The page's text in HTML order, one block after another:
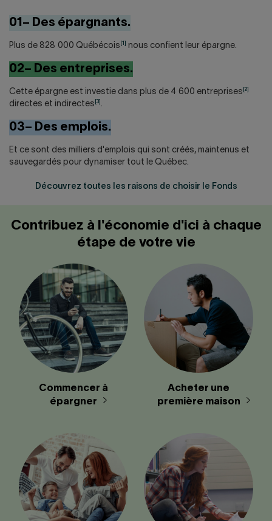
01– Des épargnants.
Plus de 828 000 Québécois nous confient leur épargne.
02– Des entreprises.
Cette épargne est investie dans plus de 4 600 entreprises [2]
directes et indirectes [3] .
03– Des emplois.
Et ce sont des milliers d'emplois qui sont créés, maintenus et
sauvegardés pour dynamiser tout le Québec.
Découvrez toutes les raisons de choisir le Fonds
Contribuez à l'économie d'ici à chaque
étape de votre vie
Commencer à
épargner
Acheter une
première maison